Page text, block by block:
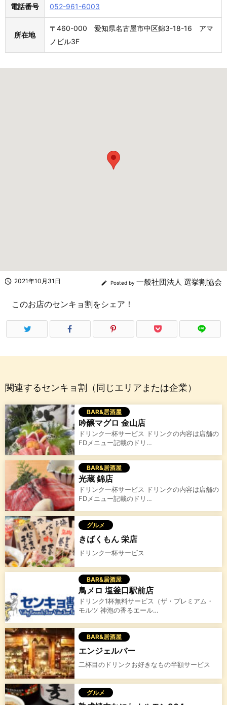
電話番号 052-961-6003
所在地
〒460-000 愛知県名古屋市中区錦3-18-16 アマ
ノビル3F
 2021年10月31日  Posted by 一般社団法人 選挙割協会
このお店のセンキョ割をシェア！
関連するセンキョ割（同じエリアまたは企業）
BAR&居酒屋
吟醸マグロ 金山店
ドリンク一杯サービス ドリンクの内容は店舗の
FDメニュー記載のドリ…
BAR&居酒屋
光蔵 錦店
ドリンク一杯サービス ドリンクの内容は店舗の
FDメニュー記載のドリ…
グルメ
きばくもん 栄店
ドリンク一杯サービス
BAR&居酒屋
鳥メロ 塩釜口駅前店
ドリンク1杯無料サービス（ザ・プレミアム・
モルツ 神泡の香るエール…
BAR&居酒屋
エンジェルバー
二杯目のドリンクお好きなもの半額サービス
グルメ